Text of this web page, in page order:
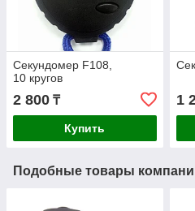
Секундомер F108,
10 кругов
2 800 ₸
Купить
1
Подобные товары